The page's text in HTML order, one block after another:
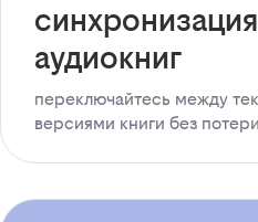
аудиокниг
переключайтесь между
версиями книги без